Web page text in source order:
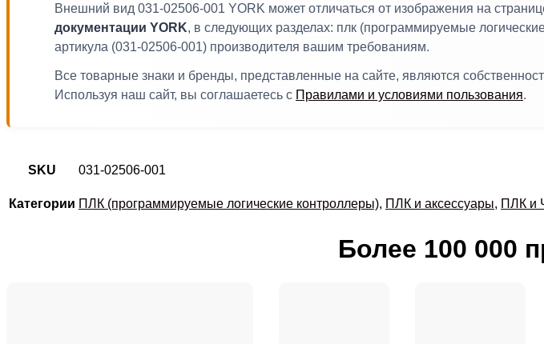
Внешний вид 031-02506-001 YORK может отличаться от изображения на
документации YORK, в следующих разделах: плк (программируемые
артикула (031-02506-001) производителя вашим требованиям.
Все товарные знаки и бренды, представленные на сайте, являются
Используя наш сайт, вы соглашаетесь с Правилами и условиями пользования.
SKU 031-02506-001
Категории ПЛК (программируемые логические контроллеры), ПЛК и аксессуары, ПЛК и
Более 100 000